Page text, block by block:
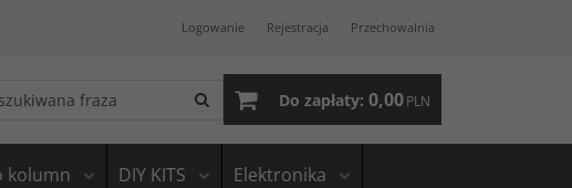
Logowanie Rejestracja Przechowalnia
Do zapłaty: 0,00PLN
kolumn DIY KITS Elektronika